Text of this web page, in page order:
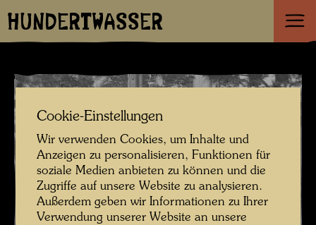
HUNDERTWASSER
Cookie-Einstellungen
Wir verwenden Cookies, um Inhalte und
Anzeigen zu personalisieren, Funktionen für
soziale Medien anbieten zu können und die
Zugriffe auf unsere Website zu analysieren.
Außerdem geben wir Informationen zu Ihrer
Verwendung unserer Website an unsere